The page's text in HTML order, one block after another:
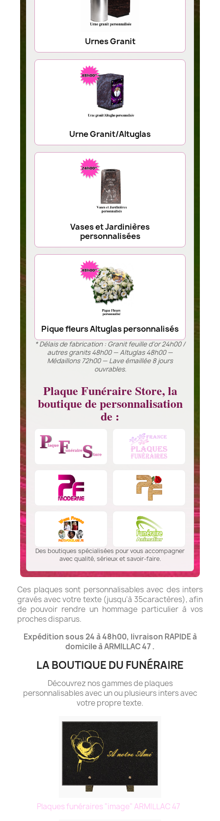
Urnes Granit
Urne Granit/Altuglas
Vases et Jardinières
personnalisées
Pique fleurs Altuglas personnalisés
* Délais de fabrication : Granit feuille d’or 24h00 /
autres granits 48h00 — Altuglas 48h00 —
Médaillons 72h00 — Lave émaillée 8 jours
ouvrables.
Plaque Funéraire Store, la
boutique de personnalisation
de :
Des boutiques spécialisées pour vous accompagner
avec qualité, sérieux et savoir-faire.
Ces plaques sont personnalisables avec des inters
gravés avec votre texte (jusqu'à 35caractères), afin
de pouvoir rendre un hommage particulier à vos
proches disparus.
Expédition sous 24 à 48h00, livraison RAPIDE à
domicile à ARMILLAC 47 .
LA BOUTIQUE DU FUNÉRAIRE
Découvrez nos gammes de plaques
personnalisables avec un ou plusieurs inters avec
votre propre texte.
Plaques funéraires "image" ARMILLAC 47